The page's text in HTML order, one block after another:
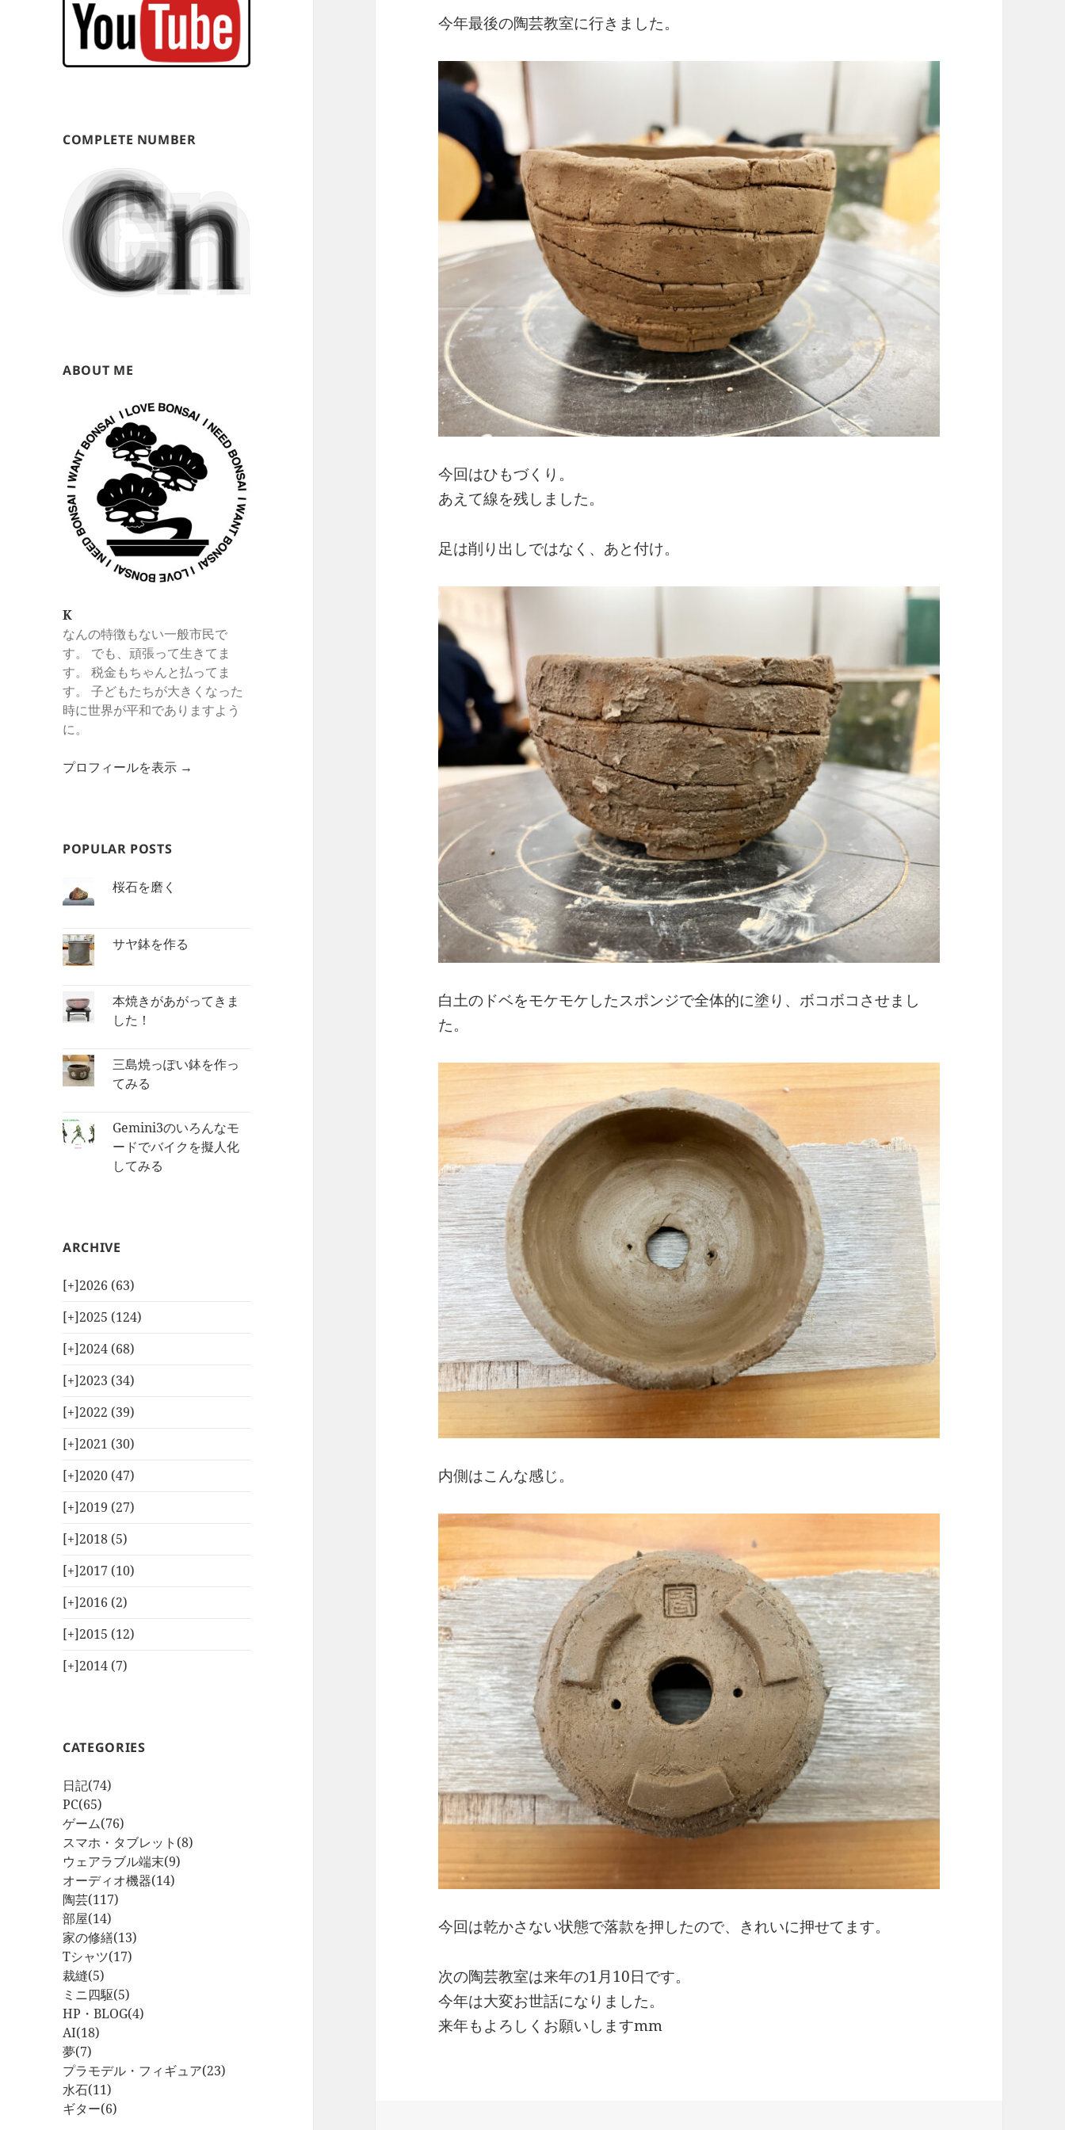
COMPLETE NUMBER
ABOUT ME
K
なんの特徴もない一般市民で
す。 でも、頑張って生きてま
す。 税金もちゃんと払ってま
す。 子どもたちが大きくなった
時に世界が平和でありますよう
に。
プロフィールを表示 →
POPULAR POSTS
桜石を磨く
サヤ鉢を作る
本焼きがあがってきま
した！
三島焼っぽい鉢を作っ
てみる
Gemini3のいろんなモ
ードでバイクを擬人化
してみる
ARCHIVE
[+]2026 (63)
[+]2025 (124)
[+]2024 (68)
[+]2023 (34)
[+]2022 (39)
[+]2021 (30)
[+]2020 (47)
[+]2019 (27)
[+]2018 (5)
[+]2017 (10)
[+]2016 (2)
[+]2015 (12)
[+]2014 (7)
CATEGORIES
日記(74)
PC(65)
ゲーム(76)
スマホ・タブレット (8)
ウェアラブル端末(9)
オーディオ機器(14)
陶芸(117)
部屋(14)
家の修繕(13)
Tシャツ(17)
裁縫(5)
ミニ四駆(5)
HP・BLOG(4)
AI(18)
夢(7)
プラモデル・フィギュア(23)
水石(11)
ギター(6)
今年最後の陶芸教室に行きました。
今回はひもづくり。
あえて線を残しました。
足は削り出しではなく、あと付け。
白土のドベをモケモケしたスポンジで全体的に塗り、ボコボコさせまし
た。
内側はこんな感じ。
今回は乾かさない状態で落款を押したので、きれいに押せてます。
次の陶芸教室は来年の1月10日です。
今年は大変お世話になりました。
来年もよろしくお願いしますmm